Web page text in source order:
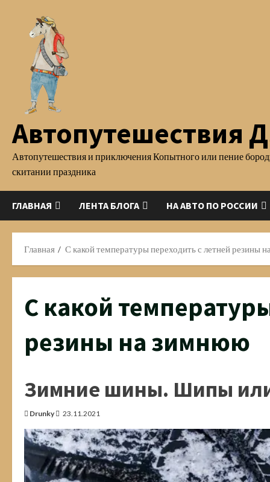
содержимому
Автопутешествия
Автопутешествия и приключения Копытного или пение
скитании праздника
ГЛАВНАЯ ЛЕНТА БЛОГА НА АВТО ПО РОССИИ
Главная С какой температуры переходить с летней резины
С какой
резины на зимнюю
Зимние шины. Шипы
Drunky 23.11.2021